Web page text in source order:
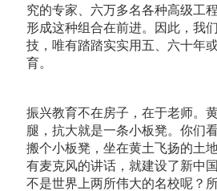
究的专家、六万多名各种高级工
形成这种组合在前进。因此，我
技，唯有踏踏实实用五、六十年
育。
振兴教育不在房子，在于老师。
腿，抗大就是一条小板凳。你们
搬个小板凳，坐在黄土飞扬的土
有麦克风的讲话，就建设了新中
不是世界上两所伟大的名校呢？